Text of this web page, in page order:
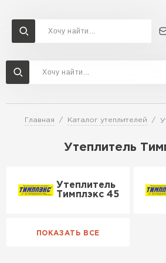
Главная Каталог утеплителей
Утеплитель
Утеплитель
Тимплэкс 45
Доставка и оплата
Утеплитель
Утеплитель Технониколь
Утеплитель Rockwool
Утеплитель Knauf